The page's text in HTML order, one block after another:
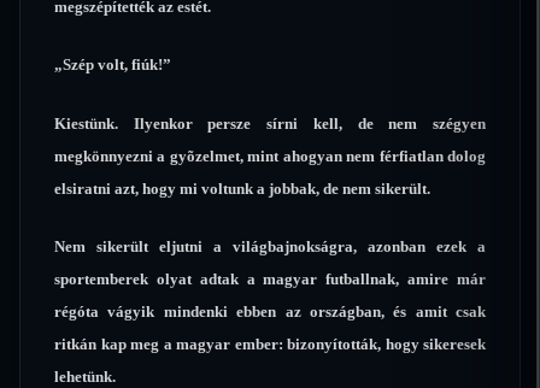
megszépítették az estét.
„Szép volt, fiúk!”
Kiestünk. Ilyenkor persze sírni kell, de nem szégyen
megkönnyezni a gyõzelmet, mint ahogyan nem férfiatlan dolog
elsiratni azt, hogy mi voltunk a jobbak, de nem sikerült.
Nem sikerült eljutni a világbajnokságra, azonban ezek a
sportemberek olyat adtak a magyar futballnak, amire már
régóta vágyik mindenki ebben az országban, és amit csak
ritkán kap meg a magyar ember: bizonyították, hogy sikeresek
lehetünk.